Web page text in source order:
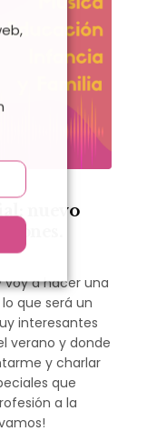
nuevo
voy a hacer una
que será un
interesantes
verano y donde
y charlar
que
a la